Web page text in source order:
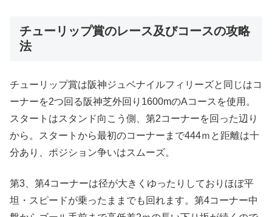
チューリップ賞のレース及びコースの攻略
法
チューリップ賞は阪神ジュベナイルフィリーズと同じはコ
ーナーを2つ回る阪神芝外回り1600mのAコースを使用。
スタートはスタンド向こう側、第2コーナーを回った辺り
から。スタートから最初のコーナーまで444ｍと距離は十
分あり、ポジション争いはスムーズ。
第3、第4コーナーは径が大きくゆったりしておりほぼ平
坦・スピードが乗ったままでも回れます。第4コーナー中